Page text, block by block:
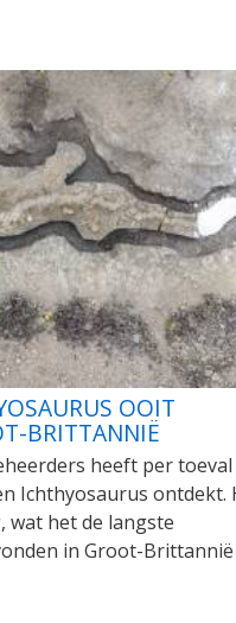
OOIT
BRITTANNIË
heeft per toeval
Ichthyosaurus ontdekt.
wat het de langste
in Groot-Brittannië